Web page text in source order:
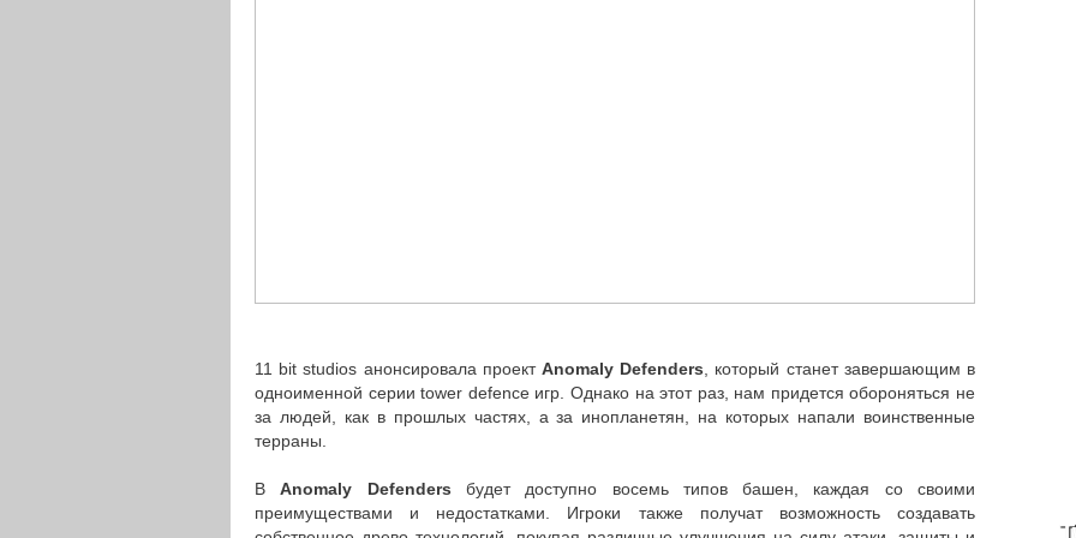
11 bit studios анонсировала проектAnomaly Defenders , который станет завершающим в
одноименной серии tower defence игр. Однако на этот раз, нам придется обороняться не
за людей, как в прошлых частях, а за инопланетян, на которых напали воинственные
терраны.
ВAnomaly Defenders будет доступно восемь типов башен, каждая со своими
преимуществами и недостатками. Игроки также получат возможность создавать